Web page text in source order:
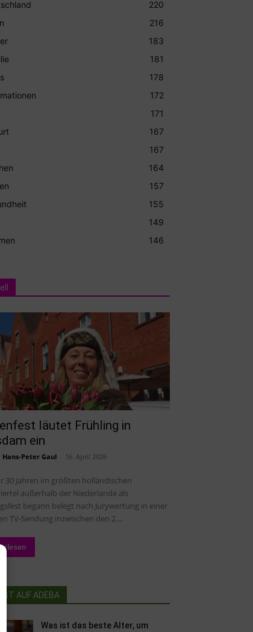
220
216
183
181
178
172
171
167
167
164
157
155
149
146
läutet Frühling in
ein
Hans-Peter Gaul 16. April 2026
30 Jahren im größten holländischen
außerhalb der Niederlande als
begann belegt nach Jurywertung in einer
TV-Sendung inzwischen den 2....
AUF ADEBA
Was ist das beste Alter, um